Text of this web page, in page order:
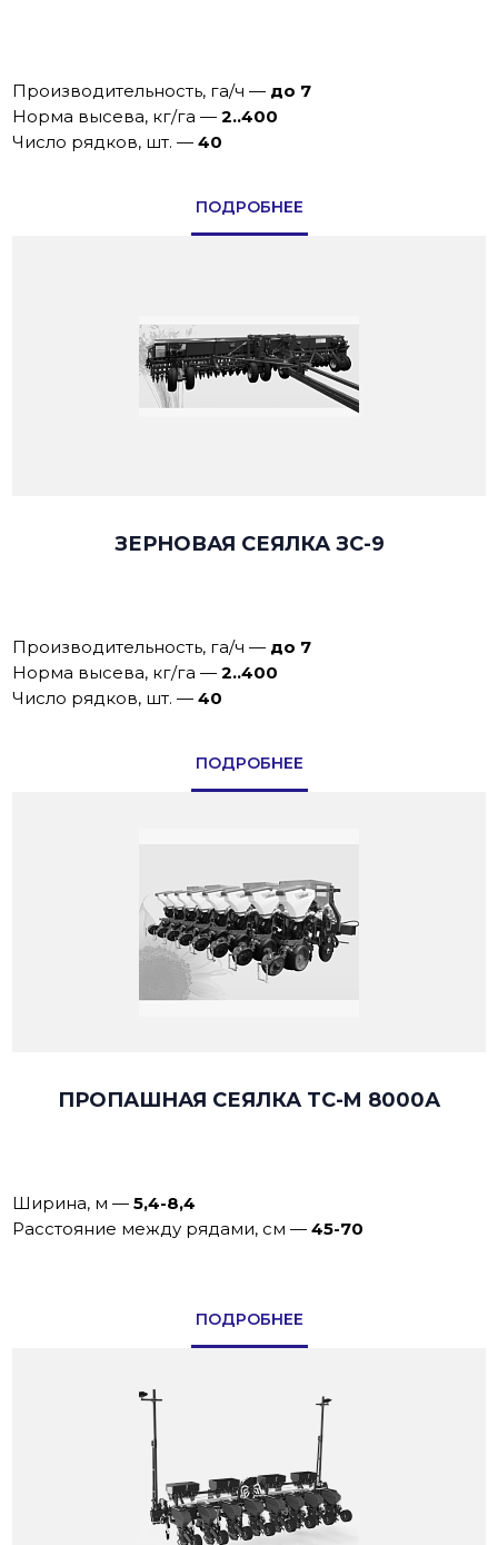
Производительность, га/ч — до 7
Норма высева, кг/га —2..400
Число рядков, шт. —40
ПОДРОБНЕЕ
ЗЕРНОВАЯ СЕЯЛКА ЗС-9
Производительность, га/ч — до 7
Норма высева, кг/га —2..400
Число рядков, шт. —40
ПОДРОБНЕЕ
ПРОПАШНАЯ СЕЯЛКА TC-M 8000А
Ширина, м —5,4-8,4
Расстояние между рядами, см —45-70
ПОДРОБНЕЕ